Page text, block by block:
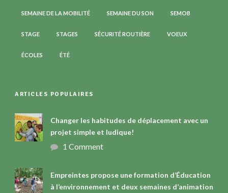
SEMAINE DE LA MOBILITÉ SEMAINE DU SON SEMOB
STAGE STAGES SÉCURITÉ ROUTIÈRE VOEUX
ÉCOLES ÉTÉ
ARTICLES POPULAIRES
Changer les habitudes de déplacement avec un
projet simple et ludique!
1 Comment
Empreintes propose une formation d’Éducation
à l’environnement et deux semaines d’animation